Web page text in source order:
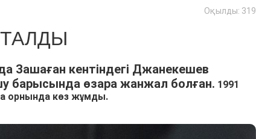
Оқылды: 319
Зашаған кентіндегі Джанекешев
барысында өзара жанжал болған. 1991
орнында көз жұмды.